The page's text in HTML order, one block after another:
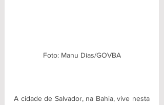
Foto: Manu Dias/GOVBA
A cidade de Salvador, na Bahia, vive nesta